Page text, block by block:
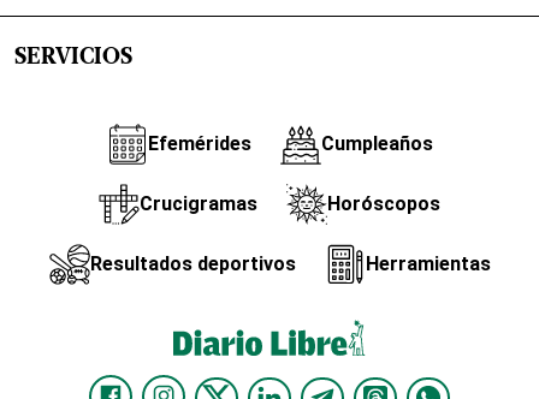
SERVICIOS
Efemérides Cumpleaños
Crucigramas Horóscopos
Resultados deportivos Herramientas